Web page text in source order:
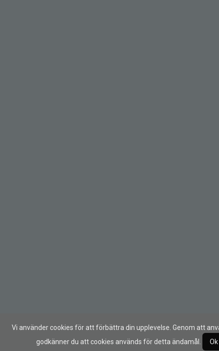
Vi använder cookies för att förbättra din upplevelse. Genom att
godkänner du att cookies används för detta ändamål.
Ok